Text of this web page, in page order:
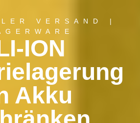
VERSAND |
ION
Akku